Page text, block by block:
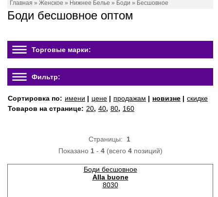
Главная » Женское » Нижнее Белье » Боди » Бесшовное
Боди бесшовное оптом
Торговые марки:
Фильтр:
Сортировка по: имени | цене | продажам | новизне | скидке
Товаров на странице: 20, 40, 80, 160
Страницы: 1
Показано 1- 4(всего 4позиций)
Боди бесшовное
Alla buone
8030